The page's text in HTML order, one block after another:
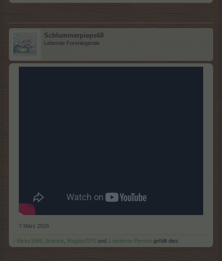
Schlummerpieps68
Lebende Forenlegende
7 März 2026
Ricky1966 Breckie Magitta7070 und 1 weiteren Person gefällt dies.